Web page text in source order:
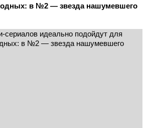
в №2 — звезда нашумевшего